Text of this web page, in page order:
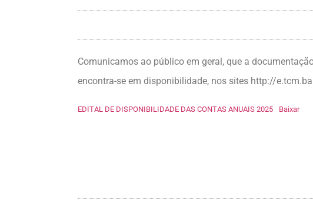
Comunicamos ao público em geral, que a
encontra-se em disponibilidade, nos sites http://
EDITAL DE DISPONIBILIDADE DAS CONTAS ANUAIS 2025 Baixar